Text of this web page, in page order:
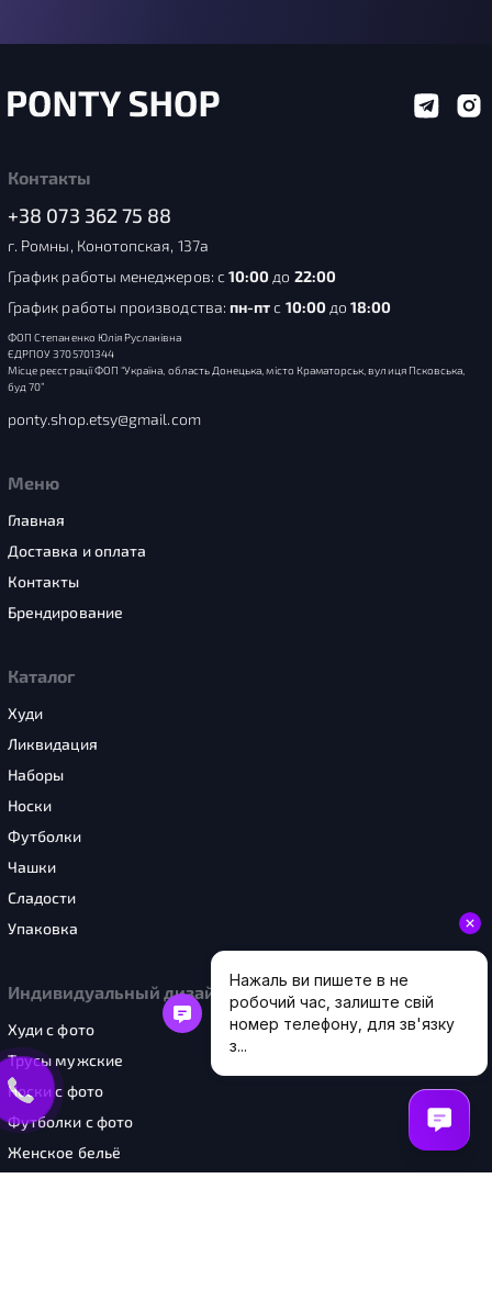
Контакты
+38 073 362 75 88
г. Ромны, Конотопская, 137а
График работы менеджеров: с 10:00 до 22:00
График работы производства: пн-птс 10:00до18:00
ФОП Степаненко Юлія Русланівна
ЄДРПОУ 3705701344
Місце реєстрації ФОП “Україна, область Донецька, місто Краматорськ, вулиця Псковська,
буд 70”
ponty.shop.etsy@gmail.com
Меню
Главная
Доставка и оплата
Контакты
Брендирование
Каталог
Худи
Ликвидация
Наборы
Носки
Футболки
Чашки
Сладости
Упаковка
Индивидуальный дизайн
Худи с фото
Трусы мужские
Носки с фото
Футболки с фото
Женское бельё